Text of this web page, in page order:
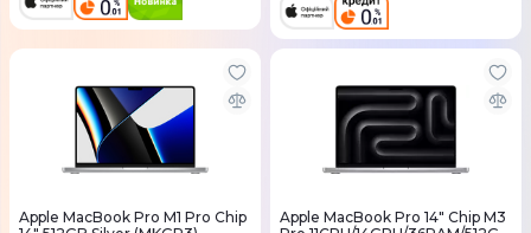
Apple MacBook Pro M1 Pro Chip
Apple MacBook Pro 14" Chip M3